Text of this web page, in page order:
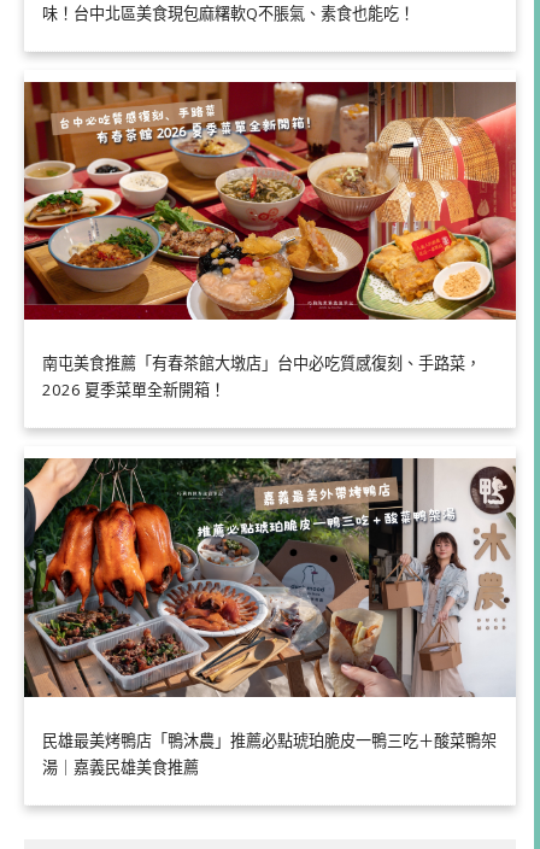
味！台中北區美食現包麻糬軟Q不脹氣、素食也能吃！
南屯美食推薦「有春茶館大墩店」台中必吃質感復刻、手路菜，
2026 夏季菜單全新開箱！
民雄最美烤鴨店「鴨沐農」推薦必點琥珀脆皮一鴨三吃＋酸菜鴨架
湯｜嘉義民雄美食推薦